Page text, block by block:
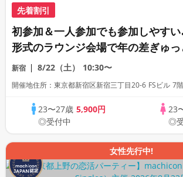
先着割引
初参加＆一人参加でも参加しやす
形式のラウンジ会場で年の差ぎゅっ
の同世代恋活パーティー♪《上質な1
席専用会場》《全席半個室》《飲み
新宿 8/22（土） 10:30〜
開催地住所：東京都新宿区新宿三丁目20-6 FSビル 7階
23〜27歳5,900円
◎受付中
23
◎
女性先行中!